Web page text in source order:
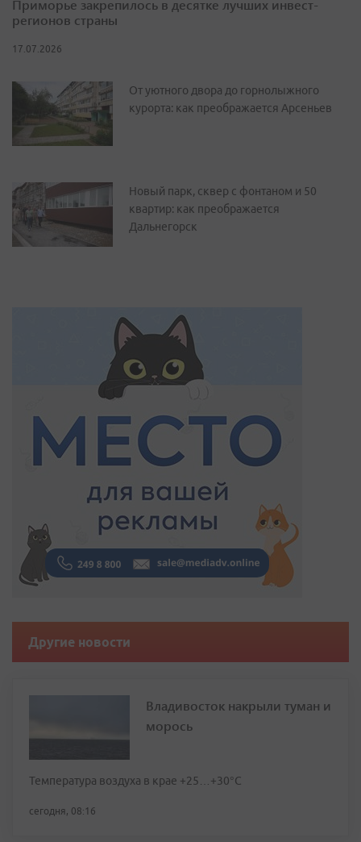
Приморье закрепилось в десятке лучших инвест-
регионов страны
17.07.2026
От уютного двора до горнолыжного
курорта: как преображается Арсеньев
Новый парк, сквер с фонтаном и 50
квартир: как преображается
Дальнегорск
Другие новости
Владивосток накрыли туман и
морось
Температура воздуха в крае +25…+30°C
сегодня, 08:16